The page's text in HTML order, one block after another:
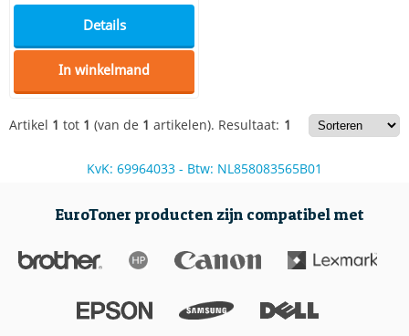
Details
In winkelmand
Artikel 1 tot 1 (van de 1 artikelen). Resultaat: 1
KvK: 69964033 - Btw: NL858083565B01
EuroToner producten zijn compatibel met